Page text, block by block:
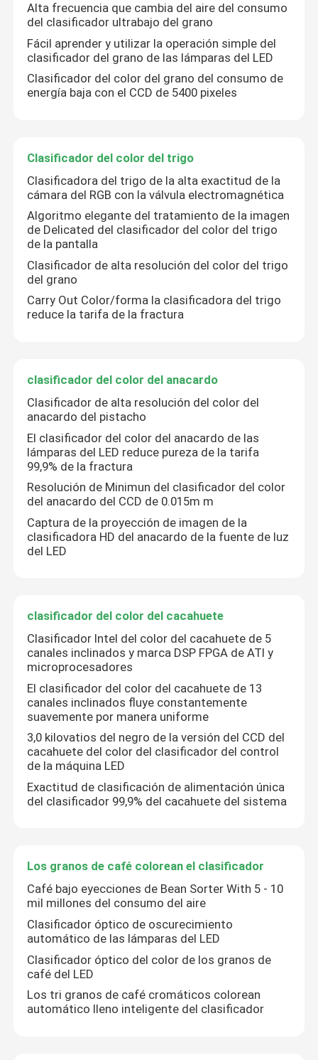
Alta frecuencia que cambia del aire del consumo
del clasificador ultrabajo del grano
Fácil aprender y utilizar la operación simple del
clasificador del grano de las lámparas del LED
Clasificador del color del grano del consumo de
energía baja con el CCD de 5400 pixeles
Clasificador del color del trigo
Clasificadora del trigo de la alta exactitud de la
cámara del RGB con la válvula electromagnética
Algoritmo elegante del tratamiento de la imagen
de Delicated del clasificador del color del trigo
de la pantalla
Clasificador de alta resolución del color del trigo
del grano
Carry Out Color/forma la clasificadora del trigo
reduce la tarifa de la fractura
clasificador del color del anacardo
Clasificador de alta resolución del color del
anacardo del pistacho
El clasificador del color del anacardo de las
lámparas del LED reduce pureza de la tarifa
99,9% de la fractura
Resolución de Minimun del clasificador del color
del anacardo del CCD de 0.015m m
Captura de la proyección de imagen de la
clasificadora HD del anacardo de la fuente de luz
del LED
clasificador del color del cacahuete
Clasificador Intel del color del cacahuete de 5
canales inclinados y marca DSP FPGA de ATI y
microprocesadores
El clasificador del color del cacahuete de 13
canales inclinados fluye constantemente
suavemente por manera uniforme
3,0 kilovatios del negro de la versión del CCD del
cacahuete del color del clasificador del control
de la máquina LED
Exactitud de clasificación de alimentación única
del clasificador 99,9% del cacahuete del sistema
Los granos de café colorean el clasificador
Café bajo eyecciones de Bean Sorter With 5 - 10
mil millones del consumo del aire
Clasificador óptico de oscurecimiento
automático de las lámparas del LED
Clasificador óptico del color de los granos de
café del LED
Los tri granos de café cromáticos colorean
automático lleno inteligente del clasificador